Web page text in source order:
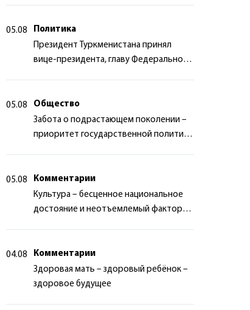
05.08
Политика
Президент Туркменистана принял
вице-президента, главу Федерального
05.08
Общество
Забота о подрастающем поколении –
приоритет государственной политики
05.08
Комментарии
Культура – бесценное национальное
достояние и неотъемлемый фактор
04.08
Комментарии
Здоровая мать – здоровый ребёнок –
здоровое будущее